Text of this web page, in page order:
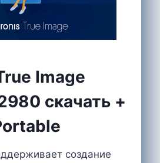
Image
скачать +
создание